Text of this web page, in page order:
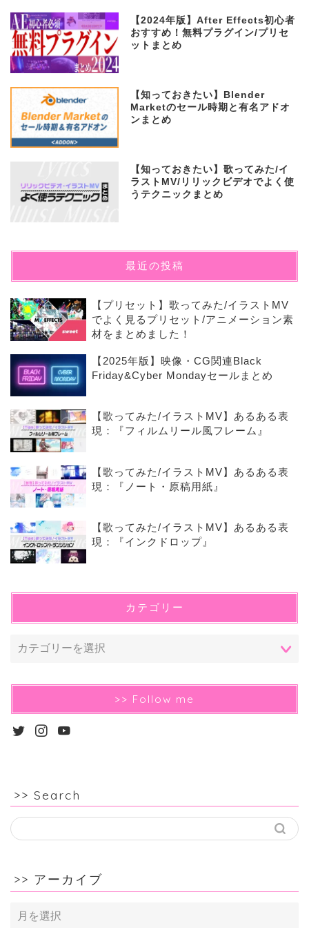
【2024年版】After Effects初心者
おすすめ！無料プラグイン/プリセ
ットまとめ
【知っておきたい】Blender
Marketのセール時期と有名アドオ
ンまとめ
【知っておきたい】歌ってみた/イ
ラストMV/リリックビデオでよく使
うテクニックまとめ
最近の投稿
【プリセット】歌ってみた/イラストMV
でよく見るプリセット/アニメーション素
材をまとめました！
【2025年版】映像・CG関連Black
Friday&Cyber Mondayセールまとめ
【歌ってみた/イラストMV】あるある表
現：『フィルムリール風フレーム』
【歌ってみた/イラストMV】あるある表
現：『ノート・原稿用紙』
【歌ってみた/イラストMV】あるある表
現：『インクドロップ』
カテゴリー
>> Follow me
>> Search
>> アーカイブ
ア